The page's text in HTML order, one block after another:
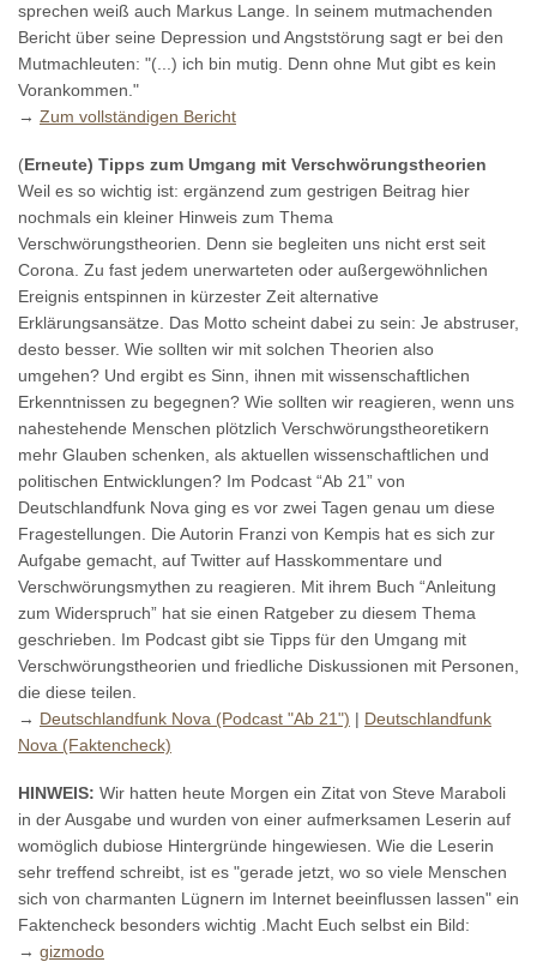
sprechen weiß auch Markus Lange. In seinem mutmachenden
Bericht über seine Depression und Angststörung sagt er bei den
Mutmachleuten: "(...) ich bin mutig. Denn ohne Mut gibt es kein
Vorankommen."
→ Zum vollständigen Bericht
(Erneute) Tipps zum Umgang mit Verschwörungstheorien
Weil es so wichtig ist: ergänzend zum gestrigen Beitrag hier
nochmals ein kleiner Hinweis zum Thema
Verschwörungstheorien. Denn sie begleiten uns nicht erst seit
Corona. Zu fast jedem unerwarteten oder außergewöhnlichen
Ereignis entspinnen in kürzester Zeit alternative
Erklärungsansätze. Das Motto scheint dabei zu sein: Je abstruser,
desto besser. Wie sollten wir mit solchen Theorien also
umgehen? Und ergibt es Sinn, ihnen mit wissenschaftlichen
Erkenntnissen zu begegnen? Wie sollten wir reagieren, wenn uns
nahestehende Menschen plötzlich Verschwörungstheoretikern
mehr Glauben schenken, als aktuellen wissenschaftlichen und
politischen Entwicklungen? Im Podcast “Ab 21” von
Deutschlandfunk Nova ging es vor zwei Tagen genau um diese
Fragestellungen. Die Autorin Franzi von Kempis hat es sich zur
Aufgabe gemacht, auf Twitter auf Hasskommentare und
Verschwörungsmythen zu reagieren. Mit ihrem Buch “Anleitung
zum Widerspruch” hat sie einen Ratgeber zu diesem Thema
geschrieben. Im Podcast gibt sie Tipps für den Umgang mit
Verschwörungstheorien und friedliche Diskussionen mit Personen,
die diese teilen.
→ Deutschlandfunk Nova (Podcast "Ab 21") | Deutschlandfunk
Nova (Faktencheck)
HINWEIS: Wir hatten heute Morgen ein Zitat von Steve Maraboli
in der Ausgabe und wurden von einer aufmerksamen Leserin auf
womöglich dubiose Hintergründe hingewiesen. Wie die Leserin
sehr treffend schreibt, ist es "gerade jetzt, wo so viele Menschen
sich von charmanten Lügnern im Internet beeinflussen lassen" ein
Faktencheck besonders wichtig .Macht Euch selbst ein Bild:
→ gizmodo